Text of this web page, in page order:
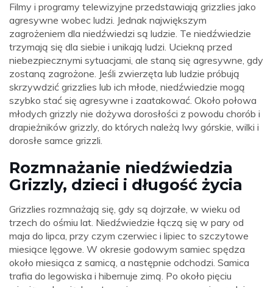
Filmy i programy telewizyjne przedstawiają grizzlies jako
agresywne wobec ludzi. Jednak największym
zagrożeniem dla niedźwiedzi są ludzie. Te niedźwiedzie
trzymają się dla siebie i unikają ludzi. Uciekną przed
niebezpiecznymi sytuacjami, ale staną się agresywne, gdy
zostaną zagrożone. Jeśli zwierzęta lub ludzie próbują
skrzywdzić grizzlies lub ich młode, niedźwiedzie mogą
szybko stać się agresywne i zaatakować. Około połowa
młodych grizzly nie dożywa dorosłości z powodu chorób i
drapieżników grizzly, do których należą lwy górskie, wilki i
dorosłe samce grizzli.
Rozmnażanie niedźwiedzia
Grizzly, dzieci i długość życia
Grizzlies rozmnażają się, gdy są dojrzałe, w wieku od
trzech do ośmiu lat. Niedźwiedzie łączą się w pary od
maja do lipca, przy czym czerwiec i lipiec to szczytowe
miesiące lęgowe. W okresie godowym samiec spędza
około miesiąca z samicą, a następnie odchodzi. Samica
trafia do legowiska i hibernuje zimą. Po około pięciu